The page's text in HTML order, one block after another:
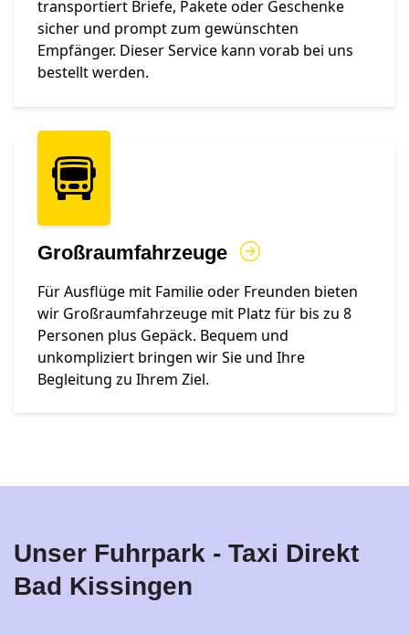
transportiert Briefe, Pakete oder Geschenke
sicher und prompt zum gewünschten
Empfänger. Dieser Service kann vorab bei uns
bestellt werden.
Großraumfahrzeuge
Für Ausflüge mit Familie oder Freunden bieten
wir Großraumfahrzeuge mit Platz für bis zu 8
Personen plus Gepäck. Bequem und
unkompliziert bringen wir Sie und Ihre
Begleitung zu Ihrem Ziel.
Unser Fuhrpark - Taxi Direkt
Bad Kissingen